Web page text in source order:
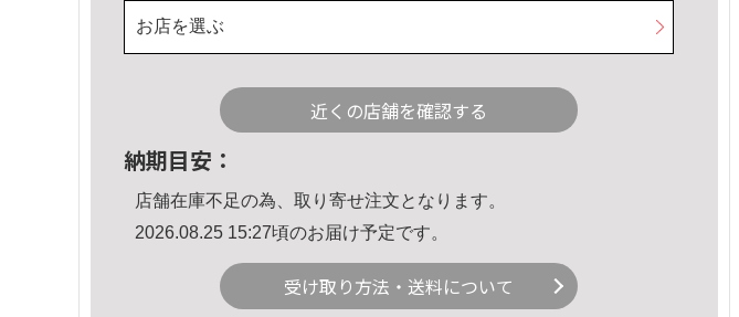
お店を選ぶ
近くの店舗を確認する
納期目安：
店舗在庫不足の為、取り寄せ注文となります。
2026.08.25 15:27頃のお届け予定です。
受け取り方法・送料について